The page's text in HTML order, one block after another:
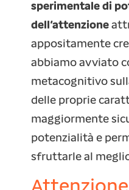
sperimentale di
dell’attenzione
appositamente
abbiamo avviato
metacognitivo
delle proprie
maggiormente
potenzialità e
sfruttarle al